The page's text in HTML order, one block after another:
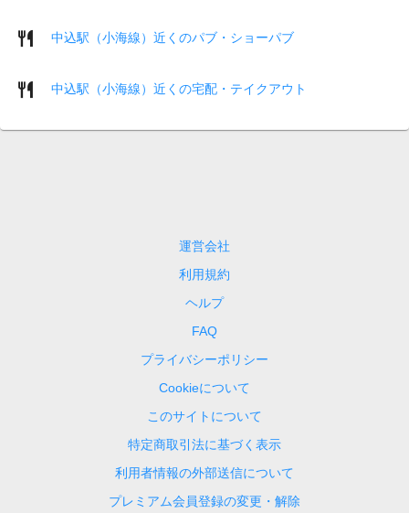
中込駅（小海線）近くのパブ・ショーパブ
中込駅（小海線）近くの宅配・テイクアウト
運営会社
利用規約
ヘルプ
FAQ
プライバシーポリシー
Cookieについて
このサイトについて
特定商取引法に基づく表示
利用者情報の外部送信について
プレミアム会員登録の変更・解除